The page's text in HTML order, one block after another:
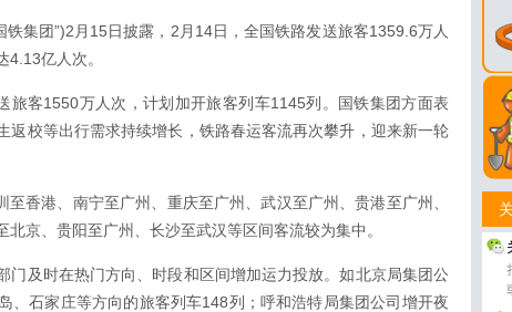
集团”)2月15日披露，2月14日，全国铁路发送旅客1359.6万人
亿人次。
旅客1550万人次，计划加开旅客列车1145列。国铁集团方面表
返校等出行需求持续增长，铁路春运客流再次攀升，迎来新一轮
香港、南宁至广州、重庆至广州、武汉至广州、贵港至广州、
京、贵阳至广州、长沙至武汉等区间客流较为集中。
门及时在热门方向、时段和区间增加运力投放。如北京局集团公
、石家庄等方向的旅客列车148列；呼和浩特局集团公司增开夜